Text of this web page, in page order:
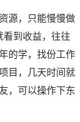
源，只能慢慢做
看到收益，往往
的学，找份工作
目，几天时间就
，可以操作下东